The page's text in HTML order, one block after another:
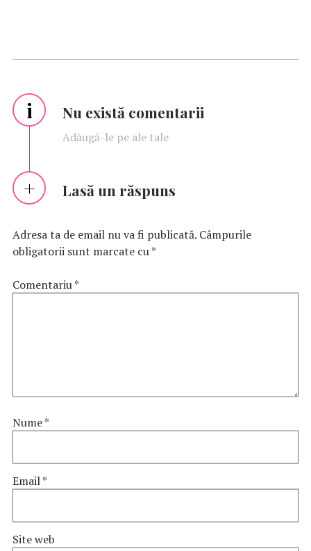
i Nu există comentarii
Adăugă-le pe ale tale
Lasă un răspuns
Adresa ta de email nu va fi publicată. Câmpurile
obligatorii sunt marcate cu*
Comentariu*
Nume*
Email*
Site web